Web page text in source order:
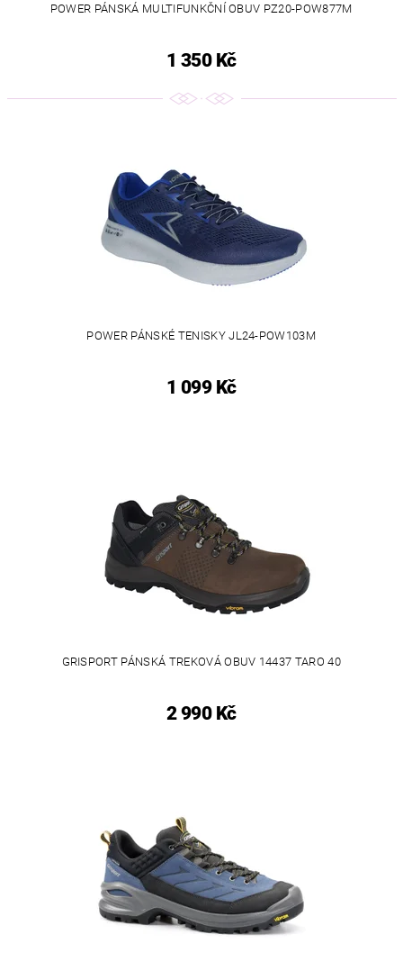
POWER PÁNSKÁ MULTIFUNKČNÍ OBUV PZ20-POW877M
1 350 Kč
POWER PÁNSKÉ TENISKY JL24-POW103M
1 099 Kč
GRISPORT PÁNSKÁ TREKOVÁ OBUV 14437 TARO 40
2 990 Kč